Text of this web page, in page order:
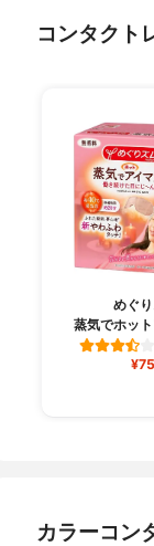
コンタクト
めぐ
蒸気でホッ
カラーコン